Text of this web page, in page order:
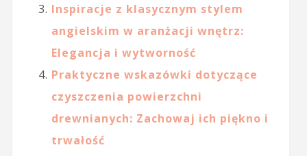
Inspiracje z klasycznym stylem
angielskim w aranżacji wnętrz:
Elegancja i wytworność
Praktyczne wskazówki dotyczące
czyszczenia powierzchni
drewnianych: Zachowaj ich piękno i
trwałość